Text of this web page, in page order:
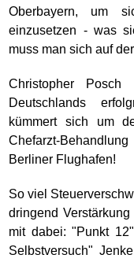
Oberbayern, um
einzusetzen - was
muss man sich auf
Christopher
Deutschlands
kümmert sich um
Chefarzt-
Berliner Flughafen!
So viel
dringend
mit dabei: "Punkt
Selbstversuch"